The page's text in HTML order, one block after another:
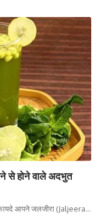
से होने वाले अदभुत
आपने जलजीरा (Jaljeera…